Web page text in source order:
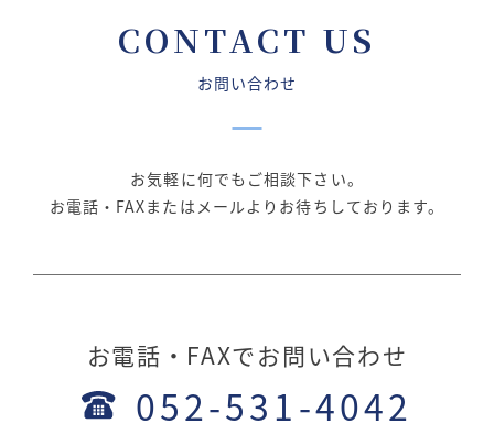
CONTACT US
お問い合わせ
お気軽に何でもご相談下さい。
お電話・FAXまたはメールよりお待ちしております。
お電話・FAXでお問い合わせ
052-531-4042